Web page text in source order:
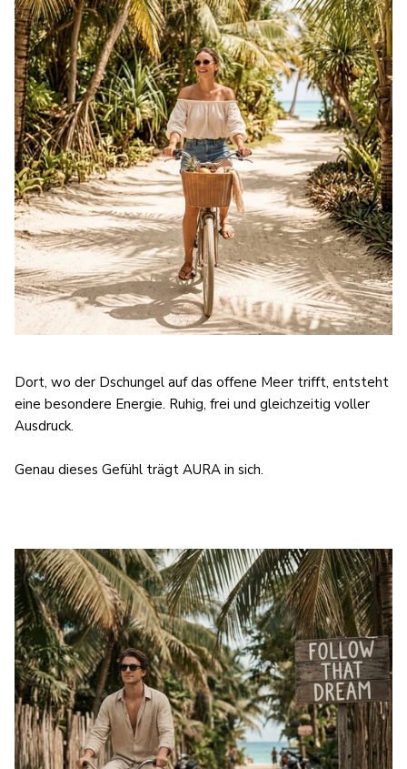
Dort, wo der Dschungel auf das offene Meer trifft, entsteht
eine besondere Energie. Ruhig, frei und gleichzeitig voller
Ausdruck.
Genau dieses Gefühl trägt AURA in sich.